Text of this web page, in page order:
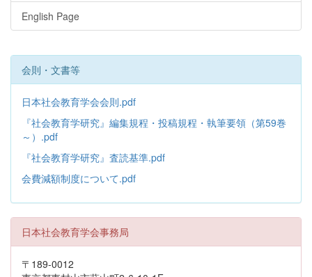
English Page
会則・文書等
日本社会教育学会会則.pdf
『社会教育学研究』編集規程・投稿規程・執筆要領（第59巻
～）.pdf
『社会教育学研究』査読基準.pdf
会費減額制度について.pdf
日本社会教育学会事務局
〒189-0012